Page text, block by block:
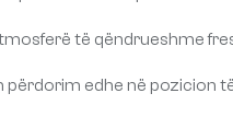
të qëndrueshme
edhe në pozicion